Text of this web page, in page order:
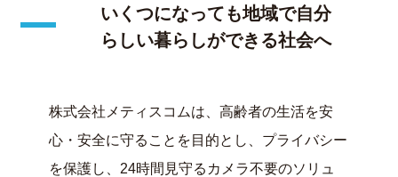
いくつになっても地域で自分
らしい暮らしができる社会へ
株式会社メティスコムは、高齢者の生活を安
心・安全に守ることを目的とし、プライバシー
を保護し、24時間見守るカメラ不要のソリュ